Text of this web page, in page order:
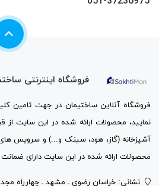
فروشگاه اینترنتی
فروشگاه آنلاین ساختیمان در جهت تامین
نمایید، محصولات ارائه شده در این سایت
آشپزخانه (گاز، هود، سینک و...) و سرویس
محصولات ارائه شده در این سایت دارای
نشانی: خراسان رضوی ـ مشهد ـ چهارراه مجد ـ برج ساینا ـ